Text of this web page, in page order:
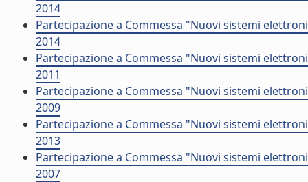
2014
Partecipazione a Commessa "Nuovi sistemi
2014
Partecipazione a Commessa "Nuovi sistemi
2011
Partecipazione a Commessa "Nuovi sistemi
2009
Partecipazione a Commessa "Nuovi sistemi
2013
Partecipazione a Commessa "Nuovi sistemi
2007